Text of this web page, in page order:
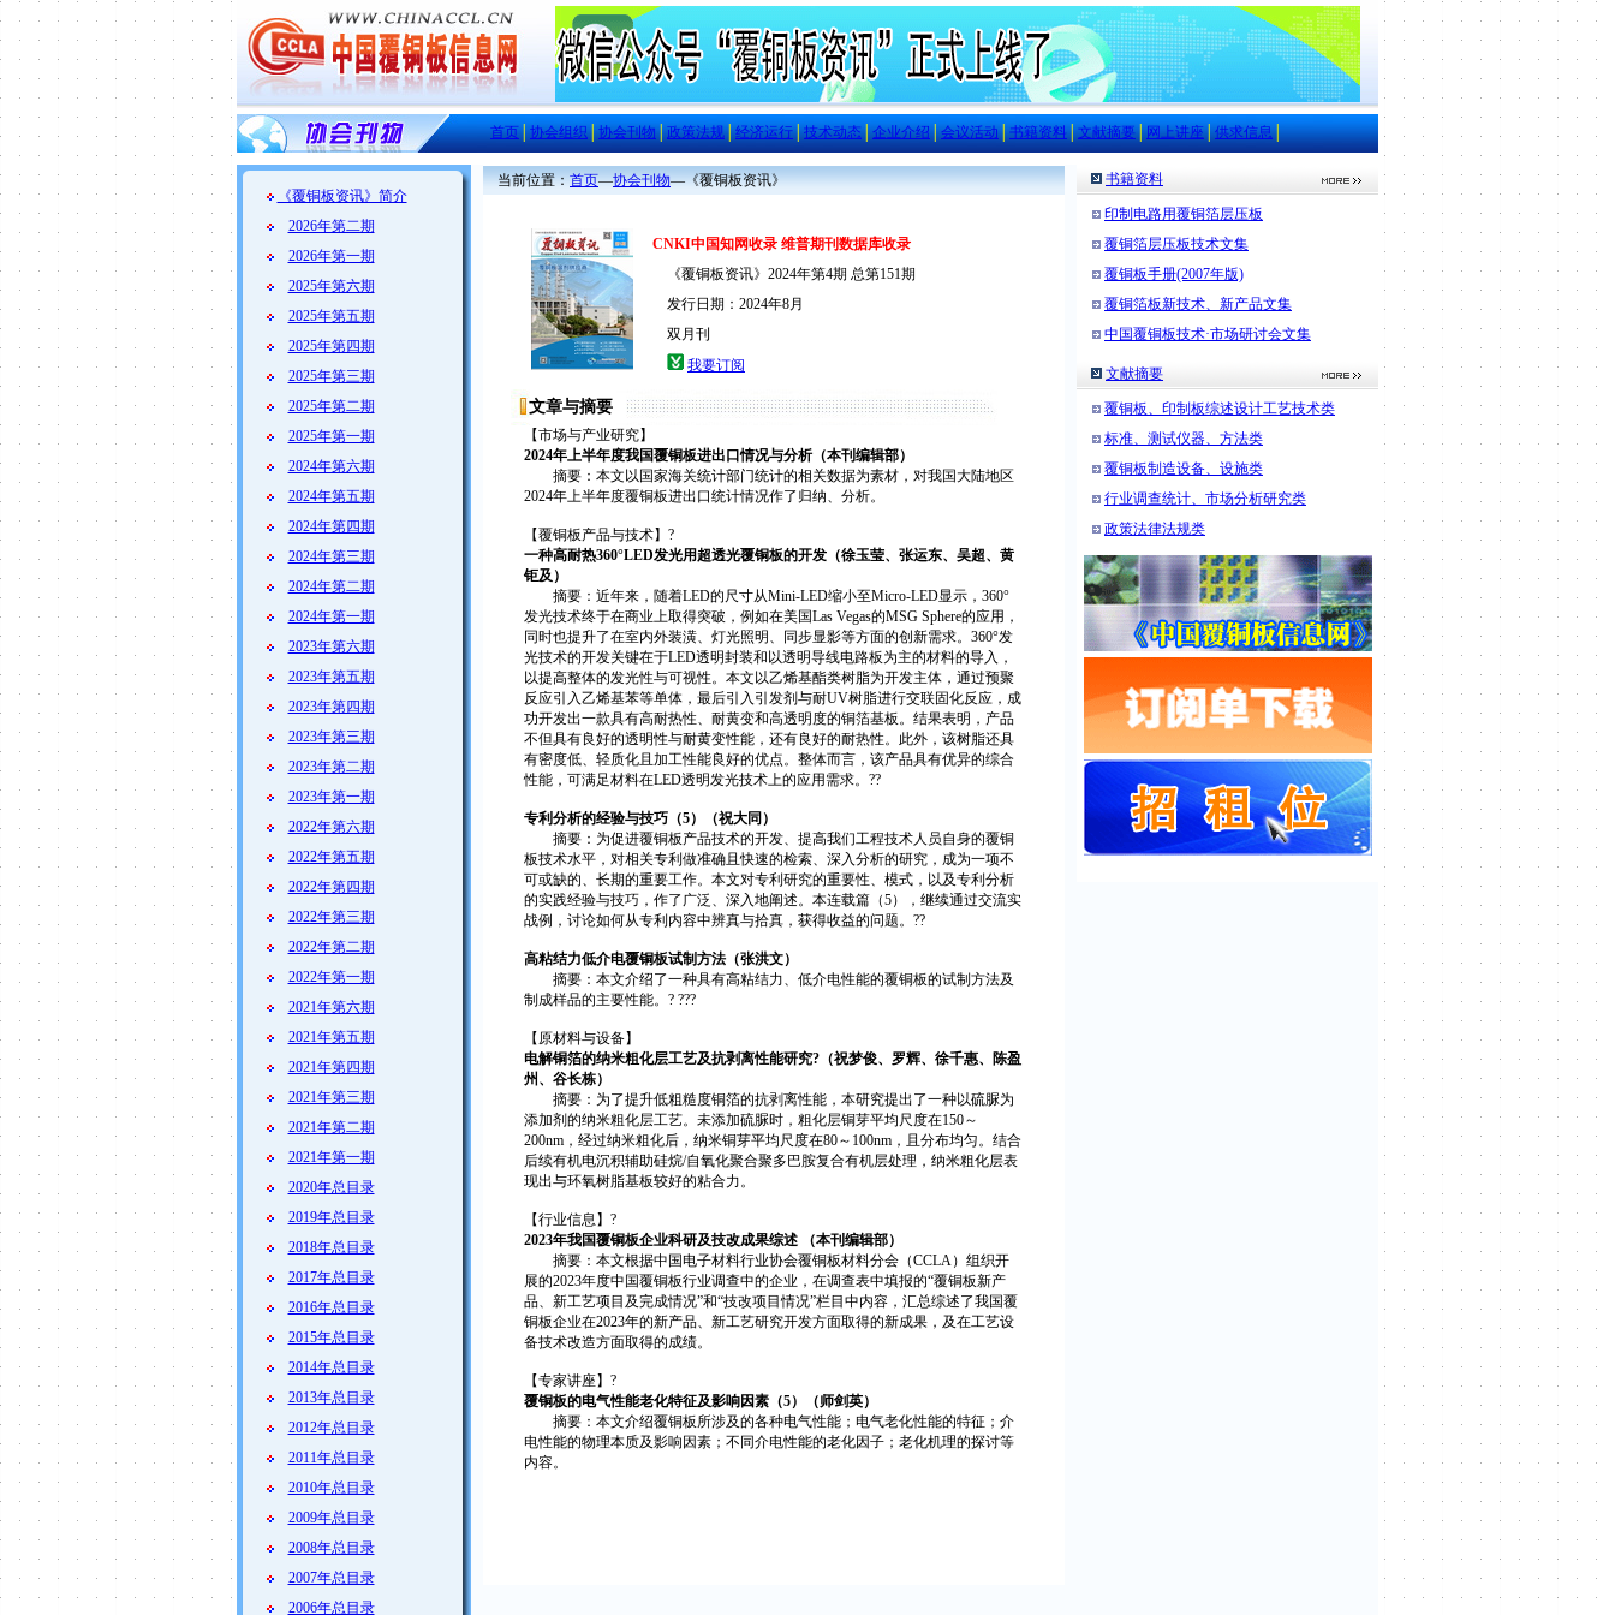
首页│协会组织│协会刊物│政策法规│经济运行│技术动态│企业介绍│会议活动│书籍资料│文献摘要│网上讲座│供求信息│
《覆铜板资讯》简介
2026年第二期
2026年第一期
2025年第六期
2025年第五期
2025年第四期
2025年第三期
2025年第二期
2025年第一期
2024年第六期
2024年第五期
2024年第四期
2024年第三期
2024年第二期
2024年第一期
2023年第六期
2023年第五期
2023年第四期
2023年第三期
2023年第二期
2023年第一期
2022年第六期
2022年第五期
2022年第四期
2022年第三期
2022年第二期
2022年第一期
2021年第六期
2021年第五期
2021年第四期
2021年第三期
2021年第二期
2021年第一期
2020年总目录
2019年总目录
2018年总目录
2017年总目录
2016年总目录
2015年总目录
2014年总目录
2013年总目录
2012年总目录
2011年总目录
2010年总目录
2009年总目录
2008年总目录
2007年总目录
2006年总目录
当前位置：首页—协会刊物—《覆铜板资讯》
CNKI中国知网收录 维普期刊数据库收录
《覆铜板资讯》2024年第4期 总第151期
发行日期：2024年8月
双月刊
我要订阅
文章与摘要
【市场与产业研究】
2024年上半年度我国覆铜板进出口情况与分析（本刊编辑部）
摘要：本文以国家海关统计部门统计的相关数据为素材，对我国大陆地区
2024年上半年度覆铜板进出口统计情况作了归纳、分析。
【覆铜板产品与技术】?
一种高耐热360°LED发光用超透光覆铜板的开发（徐玉莹、张运东、吴超、黄
钜及）
摘要：近年来，随着LED的尺寸从Mini-LED缩小至Micro-LED显示，360°
发光技术终于在商业上取得突破，例如在美国Las Vegas的MSG Sphere的应用，
同时也提升了在室内外装潢、灯光照明、同步显影等方面的创新需求。360°发
光技术的开发关键在于LED透明封装和以透明导线电路板为主的材料的导入，
以提高整体的发光性与可视性。本文以乙烯基酯类树脂为开发主体，通过预聚
反应引入乙烯基苯等单体，最后引入引发剂与耐UV树脂进行交联固化反应，成
功开发出一款具有高耐热性、耐黄变和高透明度的铜箔基板。结果表明，产品
不但具有良好的透明性与耐黄变性能，还有良好的耐热性。此外，该树脂还具
有密度低、轻质化且加工性能良好的优点。整体而言，该产品具有优异的综合
性能，可满足材料在LED透明发光技术上的应用需求。??
专利分析的经验与技巧（5）（祝大同）
摘要：为促进覆铜板产品技术的开发、提高我们工程技术人员自身的覆铜
板技术水平，对相关专利做准确且快速的检索、深入分析的研究，成为一项不
可或缺的、长期的重要工作。本文对专利研究的重要性、模式，以及专利分析
的实践经验与技巧，作了广泛、深入地阐述。本连载篇（5），继续通过交流实
战例，讨论如何从专利内容中辨真与拾真，获得收益的问题。??
高粘结力低介电覆铜板试制方法（张洪文）
摘要：本文介绍了一种具有高粘结力、低介电性能的覆铜板的试制方法及
制成样品的主要性能。? ???
【原材料与设备】
电解铜箔的纳米粗化层工艺及抗剥离性能研究?（祝梦俊、罗辉、徐千惠、陈盈
州、谷长栋）
摘要：为了提升低粗糙度铜箔的抗剥离性能，本研究提出了一种以硫脲为
添加剂的纳米粗化层工艺。未添加硫脲时，粗化层铜芽平均尺度在150～
200nm，经过纳米粗化后，纳米铜芽平均尺度在80～100nm，且分布均匀。结合
后续有机电沉积辅助硅烷/自氧化聚合聚多巴胺复合有机层处理，纳米粗化层表
现出与环氧树脂基板较好的粘合力。
【行业信息】?
2023年我国覆铜板企业科研及技改成果综述 （本刊编辑部）
摘要：本文根据中国电子材料行业协会覆铜板材料分会（CCLA）组织开
展的2023年度中国覆铜板行业调查中的企业，在调查表中填报的“覆铜板新产
品、新工艺项目及完成情况”和“技改项目情况”栏目中内容，汇总综述了我国覆
铜板企业在2023年的新产品、新工艺研究开发方面取得的新成果，及在工艺设
备技术改造方面取得的成绩。
【专家讲座】?
覆铜板的电气性能老化特征及影响因素（5）（师剑英）
摘要：本文介绍覆铜板所涉及的各种电气性能；电气老化性能的特征；介
电性能的物理本质及影响因素；不同介电性能的老化因子；老化机理的探讨等
内容。
书籍资料
印制电路用覆铜箔层压板
覆铜箔层压板技术文集
覆铜板手册(2007年版)
覆铜箔板新技术、新产品文集
中国覆铜板技术·市场研讨会文集
文献摘要
覆铜板、印制板综述设计工艺技术类
标准、测试仪器、方法类
覆铜板制造设备、设施类
行业调查统计、市场分析研究类
政策法律法规类